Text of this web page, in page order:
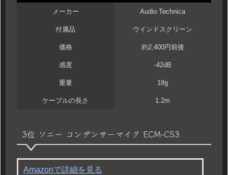
メーカー Audio Technica
付属品 ウインドスクリーン
価格 約2,400円前後
感度 -42dB
重量 18g
ケーブルの長さ 1.2m
3位 ソニー コンデンサーマイク ECM-CS3
Amazonで詳細を見る